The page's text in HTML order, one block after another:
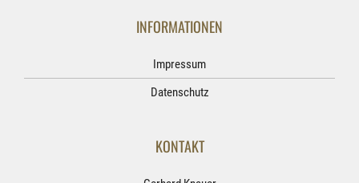
INFORMATIONEN
Impressum
Datenschutz
KONTAKT